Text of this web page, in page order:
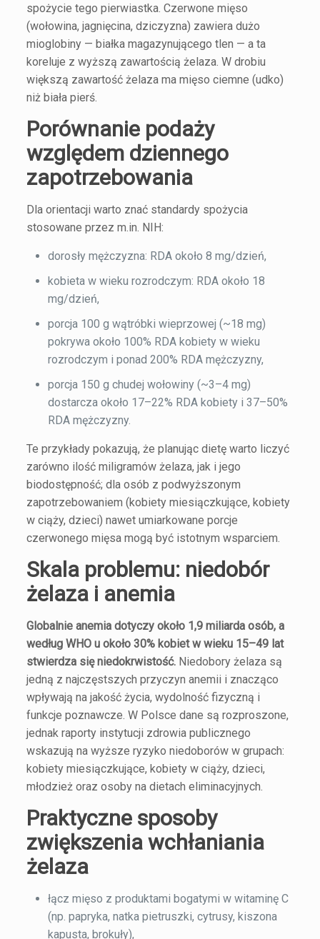
spożycie tego pierwiastka. Czerwone mięso
(wołowina, jagnięcina, dziczyzna) zawiera dużo
mioglobiny — białka magazynującego tlen — a ta
koreluje z wyższą zawartością żelaza. W drobiu
większą zawartość żelaza ma mięso ciemne (udko)
niż biała pierś.
Porównanie podaży
względem dziennego
zapotrzebowania
Dla orientacji warto znać standardy spożycia
stosowane przez m.in. NIH:
dorosły mężczyzna: RDA około 8 mg/dzień,
kobieta w wieku rozrodczym: RDA około 18
mg/dzień,
porcja 100 g wątróbki wieprzowej (~18 mg)
pokrywa około 100% RDA kobiety w wieku
rozrodczym i ponad 200% RDA mężczyzny,
porcja 150 g chudej wołowiny (~3–4 mg)
dostarcza około 17–22% RDA kobiety i 37–50%
RDA mężczyzny.
Te przykłady pokazują, że planując dietę warto liczyć
zarówno ilość miligramów żelaza, jak i jego
biodostępność; dla osób z podwyższonym
zapotrzebowaniem (kobiety miesiączkujące, kobiety
w ciąży, dzieci) nawet umiarkowane porcje
czerwonego mięsa mogą być istotnym wsparciem.
Skala problemu: niedobór
żelaza i anemia
Globalnie anemia dotyczy około 1,9 miliarda osób, a
według WHO u około 30% kobiet w wieku 15–49 lat
stwierdza się niedokrwistość.Niedobory żelaza są
jedną z najczęstszych przyczyn anemii i znacząco
wpływają na jakość życia, wydolność fizyczną i
funkcje poznawcze. W Polsce dane są rozproszone,
jednak raporty instytucji zdrowia publicznego
wskazują na wyższe ryzyko niedoborów w grupach:
kobiety miesiączkujące, kobiety w ciąży, dzieci,
młodzież oraz osoby na dietach eliminacyjnych.
Praktyczne sposoby
zwiększenia wchłaniania
żelaza
łącz mięso z produktami bogatymi w witaminę C
(np. papryka, natka pietruszki, cytrusy, kiszona
kapusta, brokuły),